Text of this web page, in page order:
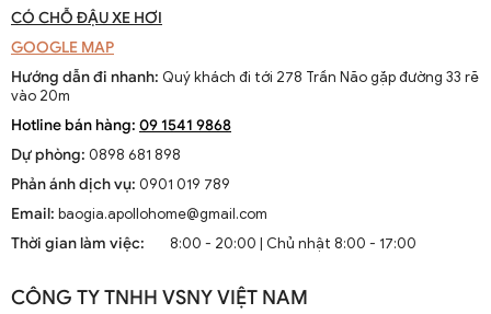
Sự thay đổi và cải tiến qua các thập kỷ
tiến với thiết kế hiện đại, động cơ mạnh mẽ và khả năng
cứu để nâng cao hiệu suất và thẩm mỹ của sản phẩm.
Xu hướng hiện tại trên thị trường
Hiện nay, quạt trần cánh dài không chỉ là thiết bị làm mát
sống. Chúng kết hợp công nghệ tiên tiến như điều khiển
CÓ CHỖ ĐẬU XE HƠI
GOOGLE MAP
Hướng dẫn đi nhanh: Quý khách đi tới 278 Trần Não gặp đường 33 rẽ
vào 20m
Hotline bán hàng: 09 1541 9868
Dự phòng: 0898 681 898
Phản ánh dịch vụ: 0901 019 789
Email: baogia.apollohome@gmail.com
Thời gian làm việc:
8:00 - 20:00 | Chủ nhật 8:00 - 17:00
CÔNG TY TNHH VSNY VIỆT NAM